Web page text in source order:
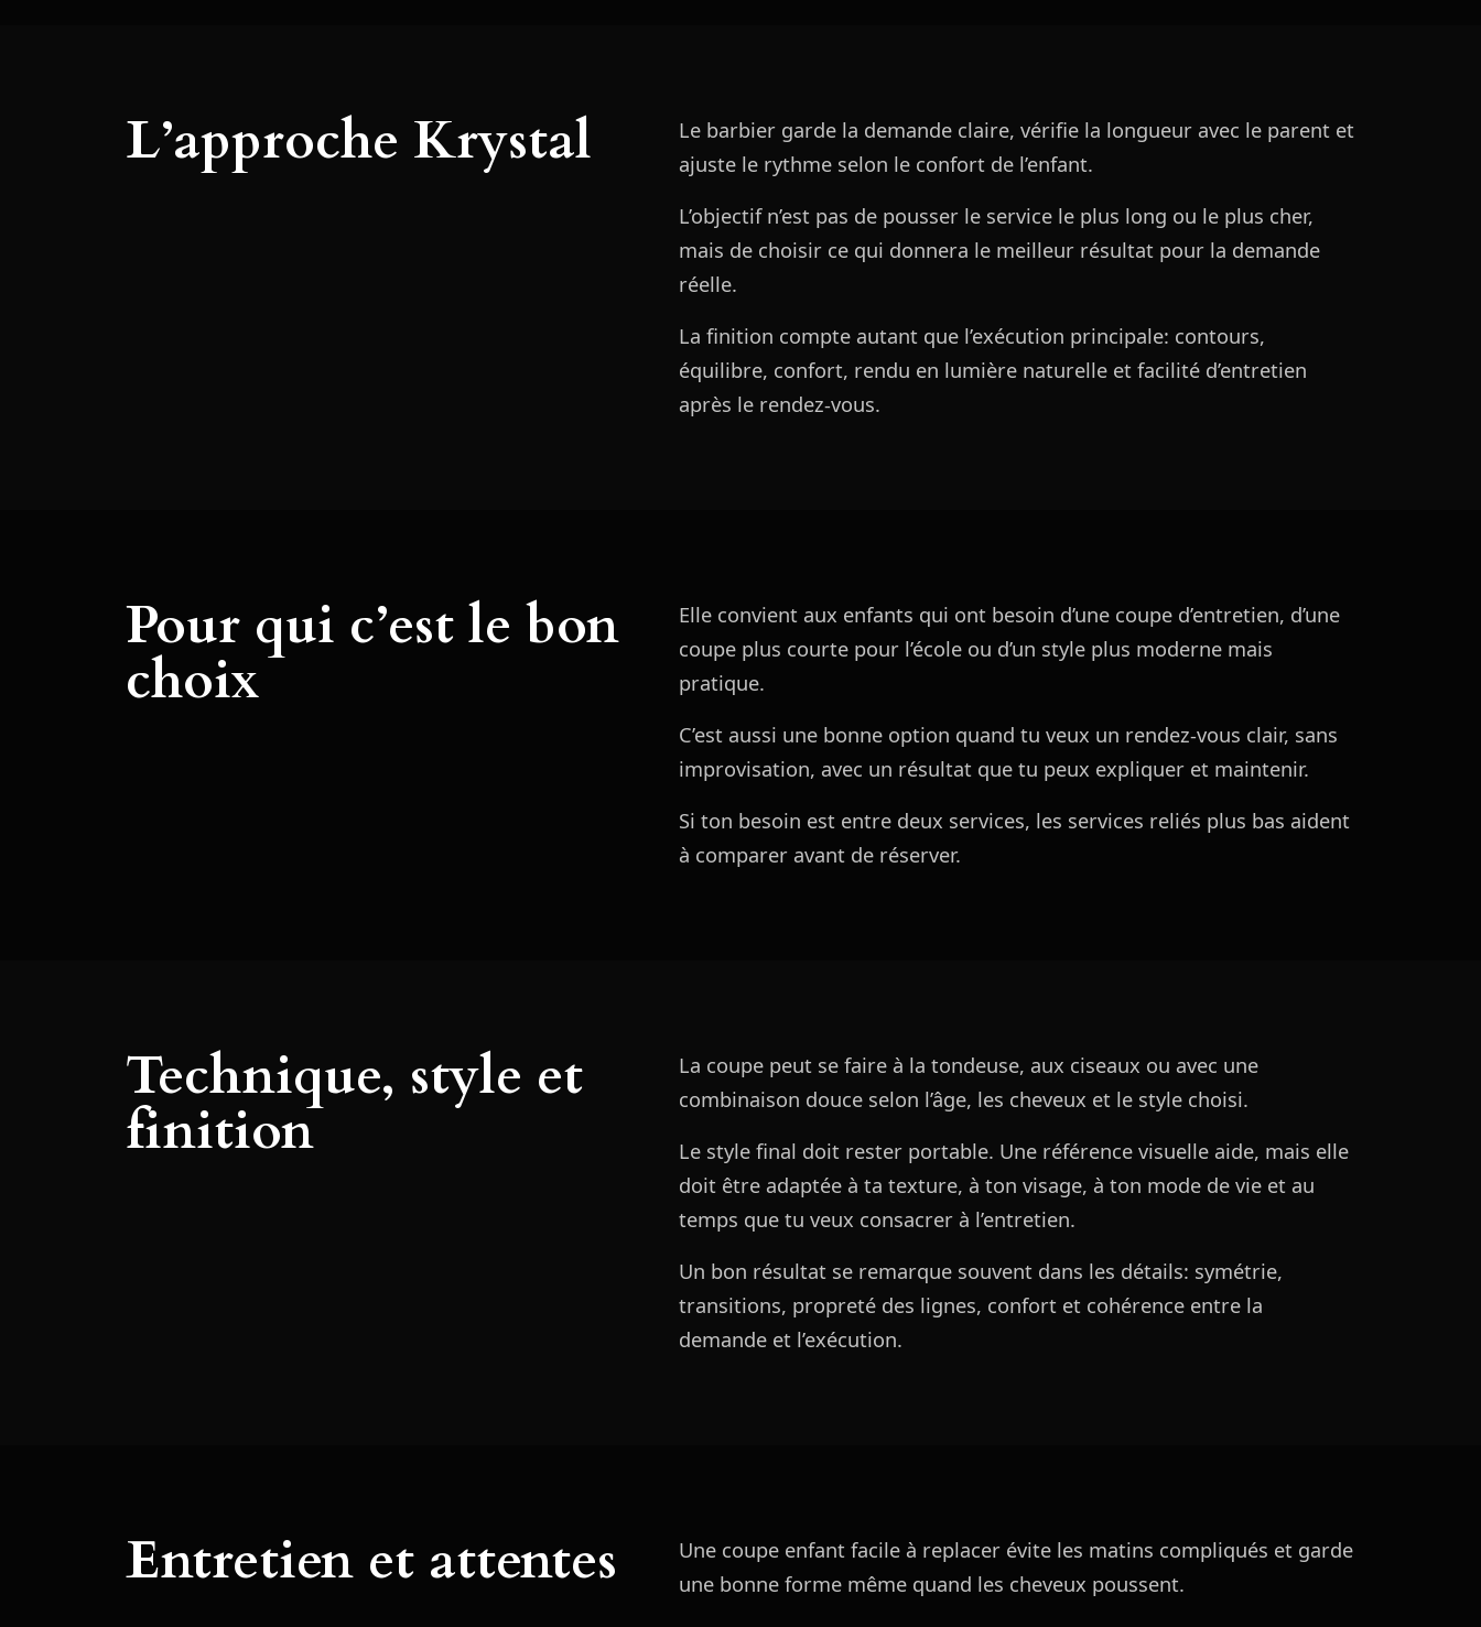
L’approche Krystal
Le barbier garde la demande claire, vérifie la longueur avec le parent et
ajuste le rythme selon le confort de l’enfant.
L’objectif n’est pas de pousser le service le plus long ou le plus cher,
mais de choisir ce qui donnera le meilleur résultat pour la demande
réelle.
La finition compte autant que l’exécution principale: contours,
équilibre, confort, rendu en lumière naturelle et facilité d’entretien
après le rendez-vous.
Pour qui c’est le bon
choix
Elle convient aux enfants qui ont besoin d’une coupe d’entretien, d’une
coupe plus courte pour l’école ou d’un style plus moderne mais
pratique.
C’est aussi une bonne option quand tu veux un rendez-vous clair, sans
improvisation, avec un résultat que tu peux expliquer et maintenir.
Si ton besoin est entre deux services, les services reliés plus bas aident
à comparer avant de réserver.
Technique, style et
finition
La coupe peut se faire à la tondeuse, aux ciseaux ou avec une
combinaison douce selon l’âge, les cheveux et le style choisi.
Le style final doit rester portable. Une référence visuelle aide, mais elle
doit être adaptée à ta texture, à ton visage, à ton mode de vie et au
temps que tu veux consacrer à l’entretien.
Un bon résultat se remarque souvent dans les détails: symétrie,
transitions, propreté des lignes, confort et cohérence entre la
demande et l’exécution.
Entretien et attentes
Une coupe enfant facile à replacer évite les matins compliqués et garde
une bonne forme même quand les cheveux poussent.